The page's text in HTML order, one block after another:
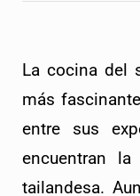
La cocina del
más
entre sus
encuentran
tailandesa.